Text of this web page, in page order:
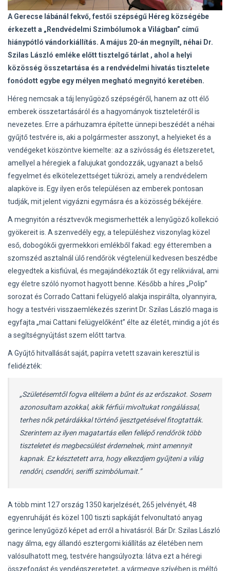
A Gerecse lábánál fekvő, festői szépségű Héreg községébe
érkezett a „Rendvédelmi Szimbólumok a Világban” című
hiánypótló vándorkiállítás. A május 20-án megnyílt, néhai Dr.
Szilas László emléke előtt tisztelgő tárlat , ahol a helyi
közösség összetartása és a rendvédelmi hivatás tisztelete
fonódott egybe egy mélyen megható megnyitó keretében.
Héreg nemcsak a táj lenyűgöző szépségéről, hanem az ott élő
emberek összetartásáról és a hagyományok tiszteletéről is
nevezetes. Erre a párhuzamra építette ünnepi beszédét a néhai
gyűjtő testvére is, aki a polgármester asszonyt, a helyieket és a
vendégeket köszöntve kiemelte: az a szívósság és életszeretet,
amellyel a héregiek a falujukat gondozzák, ugyanazt a belső
fegyelmet és elkötelezettséget tükrözi, amely a rendvédelem
alapköve is. Egy ilyen erős településen az emberek pontosan
tudják, mit jelent vigyázni egymásra és a közösség békéjére.
A megnyitón a résztvevők megismerhették a lenyűgöző kollekció
gyökereit is. A szenvedély egy, a településhez viszonylag közel
eső, dobogókői gyermekkori emlékből fakad: egy étteremben a
szomszéd asztalnál ülő rendőrök végtelenül kedvesen beszédbe
elegyedtek a kisfiúval, és megajándékozták őt egy relikviával, ami
egy életre szóló nyomot hagyott benne. Később a híres „Polip”
sorozat és Corrado Cattani felügyelő alakja inspirálta, olyannyira,
hogy a testvéri visszaemlékezés szerint Dr. Szilas László maga is
egyfajta „mai Cattani felügyelőként” élte az életét, mindig a jót és
a segítségnyújtást szem előtt tartva.
A Gyűjtő hitvallását saját, papírra vetett szavain keresztül is
felidézték:
„Születésemtől fogva elítélem a bűnt és az erőszakot. Sosem
azonosultam azokkal, akik férfiúi mivoltukat rongálással,
terhes nők petárdákkal történő ijesztgetésével fitogtatták.
Szerintem az ilyen magatartás ellen fellépő rendőrök több
tiszteletet és megbecsülést érdemelnek, mint amennyit
kapnak. Ez késztetett arra, hogy elkezdjem gyűjteni a világ
rendőri, csendőri, seriffi szimbólumait.”
A több mint 127 ország 1350 karjelzését, 265 jelvényét, 48
egyenruháját és közel 100 tiszti sapkáját felvonultató anyag
gerince lenyűgöző képet ad erről a hivatásról. Bár Dr. Szilas László
nagy álma, egy állandó esztergomi kiállítás az életében nem
valósulhatott meg, testvére hangsúlyozta: látva ezt a héregi
összefogást és vendégszeretetet, a vármegye szívében is méltó